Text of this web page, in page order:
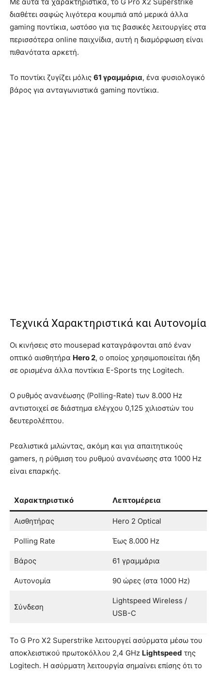
διαθέτει σαφώς λιγότερα κουμπιά από μερικά άλλα
gaming ποντίκια, ωστόσο για τις βασικές λειτουργίες στα
περισσότερα online παιχνίδια, αυτή η διαμόρφωση είναι
πιθανότατα αρκετή.
Το ποντίκι ζυγίζει μόλις 61 γραμμάρια, ένα φυσιολογικό
βάρος για ανταγωνιστικά gaming ποντίκια.
Τεχνικά Χαρακτηριστικά και Αυτονομία
Οι κινήσεις στο mousepad καταγράφονται από έναν
οπτικό αισθητήρα Hero 2, ο οποίος χρησιμοποιείται ήδη
σε ορισμένα άλλα ποντίκια E-Sports της Logitech.
Ο ρυθμός ανανέωσης (Polling-Rate) των 8.000 Hz
αντιστοιχεί σε διάστημα ελέγχου 0,125 χιλιοστών του
δευτερολέπτου.
Ρεαλιστικά μιλώντας, ακόμη και για απαιτητικούς
gamers, η ρύθμιση του ρυθμού ανανέωσης στα 1000 Hz
είναι επαρκής.
Χαρακτηριστικό Λεπτομέρεια
Αισθητήρας Hero 2 Optical
Polling Rate Έως 8.000 Hz
Βάρος 61 γραμμάρια
Αυτονομία 90 ώρες (στα 1000 Hz)
Σύνδεση
Lightspeed Wireless /
USB-C
Το G Pro X2 Superstrike λειτουργεί ασύρματα μέσω του
αποκλειστικού πρωτοκόλλου 2,4 GHz Lightspeed της
Logitech. Η ασύρματη λειτουργία σημαίνει επίσης ότι το